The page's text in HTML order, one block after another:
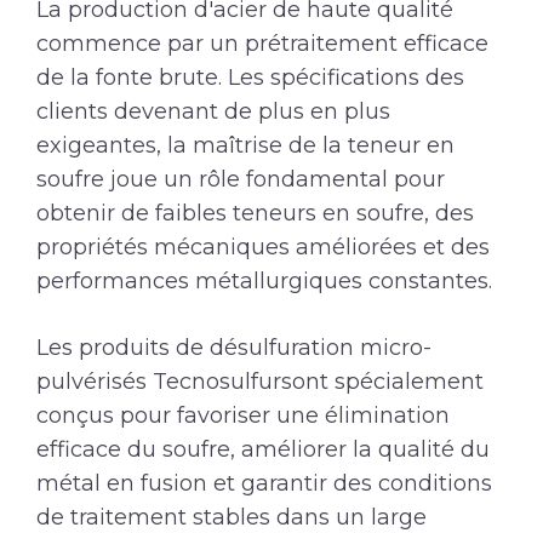
La production d'acier de haute qualité
commence par un prétraitement efficace
de la fonte brute. Les spécifications des
clients devenant de plus en plus
exigeantes, la maîtrise de la teneur en
soufre joue un rôle fondamental pour
obtenir de faibles teneurs en soufre, des
propriétés mécaniques améliorées et des
performances métallurgiques constantes.
Les produits de désulfuration micro-
pulvérisés Tecnosulfursont spécialement
conçus pour favoriser une élimination
efficace du soufre, améliorer la qualité du
métal en fusion et garantir des conditions
de traitement stables dans un large